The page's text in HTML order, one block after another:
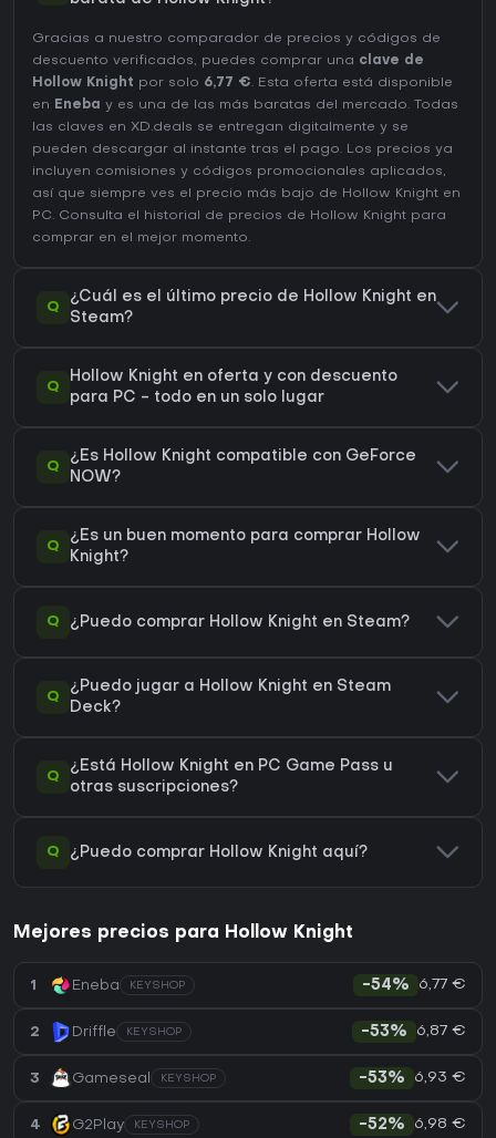
Gracias a nuestro comparador de precios y códigos de
descuento verificados, puedes comprar una clave de
Hollow Knight por solo 6,77 €. Esta oferta está disponible
en Eneba y es una de las más baratas del mercado. Todas
las claves en XD.deals se entregan digitalmente y se
pueden descargar al instante tras el pago. Los precios ya
incluyen comisiones y códigos promocionales aplicados,
así que siempre ves el precio más bajo de Hollow Knight en
PC. Consulta el historial de precios de Hollow Knight para
comprar en el mejor momento.
Q
¿Cuál es el último precio de Hollow Knight en
Steam?
Q
Hollow Knight en oferta y con descuento
para PC - todo en un solo lugar
Q
¿Es Hollow Knight compatible con GeForce
NOW?
Q
¿Es un buen momento para comprar Hollow
Knight?
Q ¿Puedo comprar Hollow Knight en Steam?
Q
¿Puedo jugar a Hollow Knight en Steam
Deck?
Q
¿Está Hollow Knight en PC Game Pass u
otras suscripciones?
Q ¿Puedo comprar Hollow Knight aquí?
Mejores precios para Hollow Knight
1 Eneba KEYSHOP -54% 6,77 €
2 Driffle KEYSHOP -53% 6,87 €
3 Gameseal KEYSHOP -53% 6,93 €
4 G2Play KEYSHOP -52% 6,98 €